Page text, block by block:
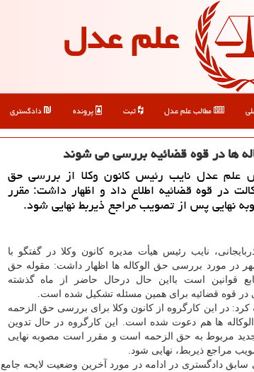
علم عدل
مطالب علم عدل ثبت پرونده دادگستری
ها در قوه قضائیه بررسی می شوند
علم عدل نایب رئیس كانون وكلا از بررسی حق
در قوه قضائیه اطلاع داد و اظهار داشت: مقرر
نهایی پس از تصویب مراجع ذیربط نهایی شود.
نایب رئیس هیأت مدیره كانون وكلا در گفتگو با
در مورد بررسی حق الوكاله ها اظهار داشت: مقوله حق
قوانین است بااین حال درحال حاضر از ماه گذشته
در قوه قضائیه برای همین مسئله تشكیل شده است.
در این كارگروه از كانون وكلا برای بررسی حق الزحمه
ها هم دعوت شده است. این كارگروه در حال تدوین
مربوط به حق الزحمه است و مقرر است مصوبه نهایی
مراجع ذیربط، نهایی شود.
سابق دادگستری در ادامه در مورد آخرین وضعیت لایحه جامع